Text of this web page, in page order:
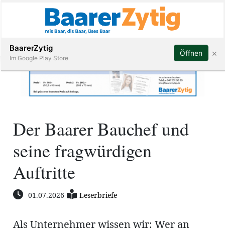
Veranstaltungen
Stellen
Paper
Abonnieren
Der Baarer Bauchef und
seine fragwürdigen
Auftritte
01.07.2026 Leserbriefe
Als Unternehmer wissen wir: Wer an
BaarerZytig
Im Google Play Store
Öffnen ×